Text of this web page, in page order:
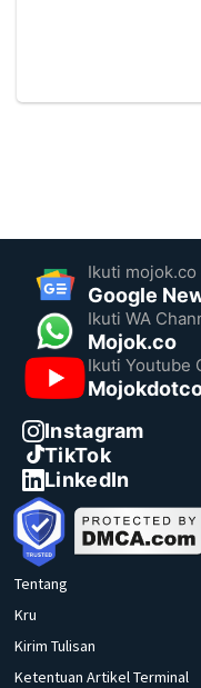
Ikuti mojok.co
Google
Ikuti WA
Mojok.co
Ikuti Youtube
Instagram
TikTok
LinkedIn
Tentang
Kru
Kirim Tulisan
Ketentuan Artikel Terminal